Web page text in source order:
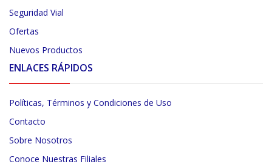
Seguridad Vial
Ofertas
Nuevos Productos
ENLACES RÁPIDOS
Políticas, Términos y Condiciones de Uso
Contacto
Sobre Nosotros
Conoce Nuestras Filiales